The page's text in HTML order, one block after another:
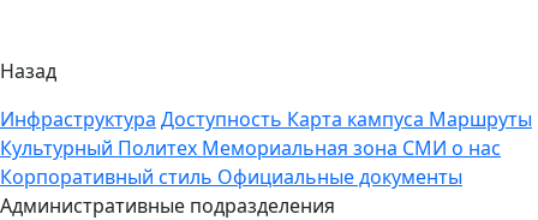
Назад
Инфраструктура Доступность Карта кампуса Маршруты
Культурный Политех Мемориальная зона СМИ о нас
Корпоративный стиль Официальные документы
Административные подразделения